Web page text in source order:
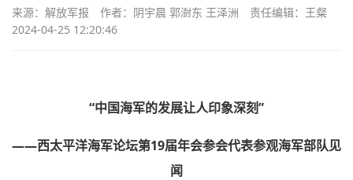
来源：解放军报 作者：阴宇晨 郭澍东 王泽洲
责任编辑：王粲
2024-04-25 12:20:46
“中国海军的发展让人印象深刻”
——西太平洋海军论坛第19届年会参会代表参观海军部队见
闻